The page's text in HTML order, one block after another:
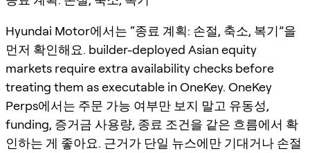
Hyundai Motor에서는 “종료 계획: 손절, 축소, 복기”을
먼저 확인해요. builder-deployed Asian equity
markets require extra availability checks before
treating them as executable in OneKey. OneKey
Perps에서는 주문 가능 여부만 보지 말고 유동성,
funding, 증거금 사용량, 종료 조건을 같은 흐름에서 확
인하는 게 좋아요. 근거가 단일 뉴스에만 기대거나 손절